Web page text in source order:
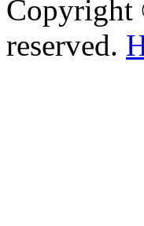
Copyright
reserved.